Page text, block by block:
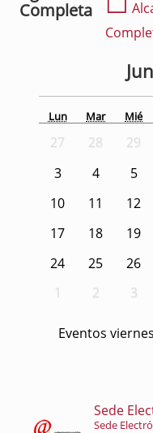
Completa
Lun Mar Mié
27 28 29
3
4 5
10
11 12
17
18 19
24
25 26
1
2 3
Eventos
Sede
Sede